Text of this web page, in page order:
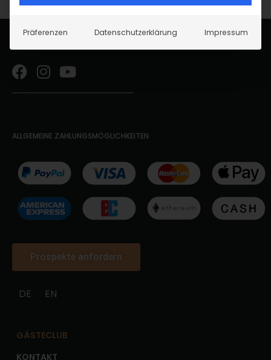
ALLGEMEINE ZAHLUNGSMÖGLICHKEITEN
Prospekte anfordern
DE EN
GÄSTECLUB
KONTAKT
Präferenzen Datenschutzerklärung Impressum